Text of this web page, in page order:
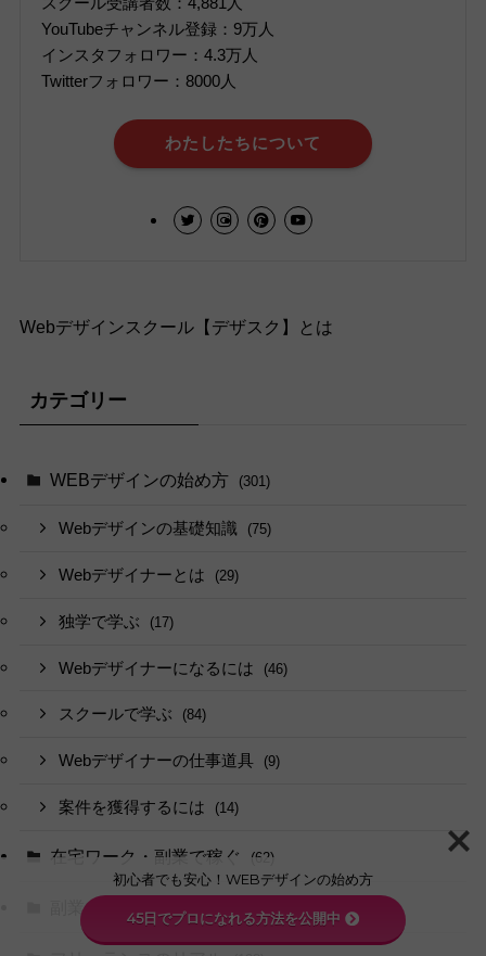
YouTubeチャンネル登録：9万人
インスタフォロワー：4.3万人
Twitterフォロワー：8000人
わたしたちについて
Webデザインスクール【デザスク】とは
カテゴリー
WEBデザインの始め方 (301)
Webデザインの基礎知識 (75)
Webデザイナーとは (29)
独学で学ぶ (17)
Webデザイナーになるには (46)
スクールで学ぶ (84)
Webデザイナーの仕事道具 (9)
案件を獲得するには (14)
在宅ワーク・副業で稼ぐ (62)
副業で叶える自由な働き方 (81)
初心者でも安心！WEBデザインの始め方
45日でプロになれる方法を公開中